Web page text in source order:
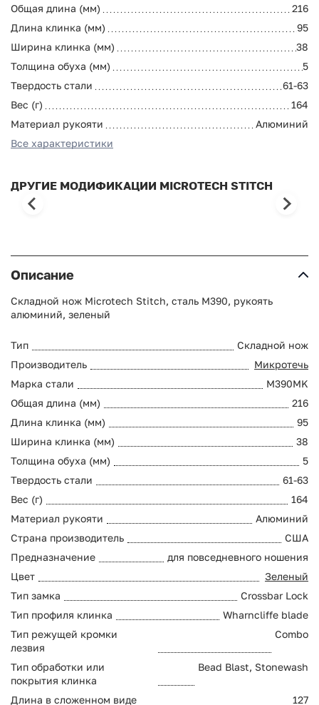
Общая длина (мм)
216
Длина клинка (мм)
95
Ширина клинка (мм)
38
Толщина обуха (мм)
5
Твердость стали
61-63
Вес (г)
164
Материал рукояти
Алюминий
Все характеристики
ДРУГИЕ МОДИФИКАЦИИ MICROTECH STITCH
Описание
Складной нож Microtech Stitch, сталь М390, рукоять
алюминий, зеленый
Тип
Складной нож
Производитель
Микротечь
Марка стали
M390MK
Общая длина (мм)
216
Длина клинка (мм)
95
Ширина клинка (мм)
38
Толщина обуха (мм)
5
Твердость стали
61-63
Вес (г)
164
Материал рукояти
Алюминий
Страна производитель
США
Предназначение
для повседневного ношения
Цвет
Зеленый
Тип замка
Crossbar Lock
Тип профиля клинка
Wharncliffe blade
Тип режущей кромки
лезвия
Combo
Тип обработки или
покрытия клинка
Bead Blast, Stonewash
Длина в сложенном виде 127